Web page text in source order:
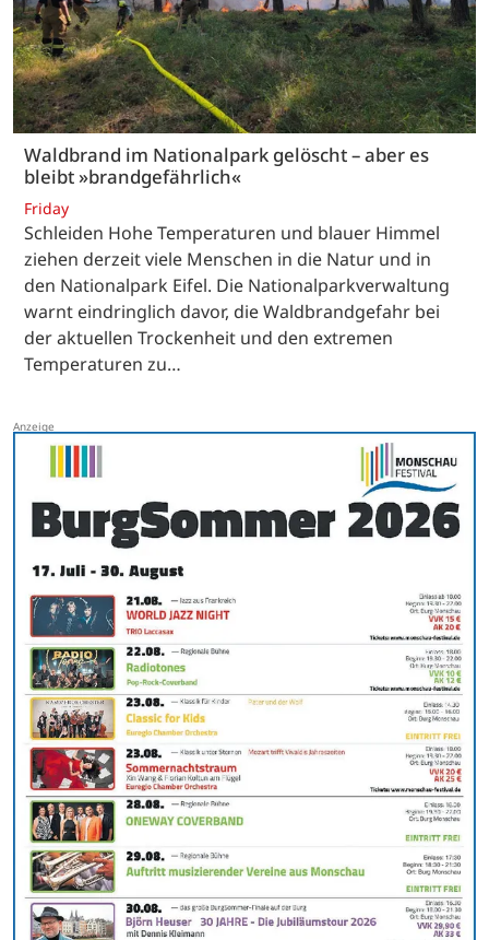
Waldbrand im Nationalpark gelöscht – aber es
bleibt »brandgefährlich«
Friday
Schleiden Hohe Temperaturen und blauer Himmel
ziehen derzeit viele Menschen in die Natur und in
den Nationalpark Eifel. Die Nationalparkverwaltung
warnt eindringlich davor, die Waldbrandgefahr bei
der aktuellen Trockenheit und den extremen
Temperaturen zu…